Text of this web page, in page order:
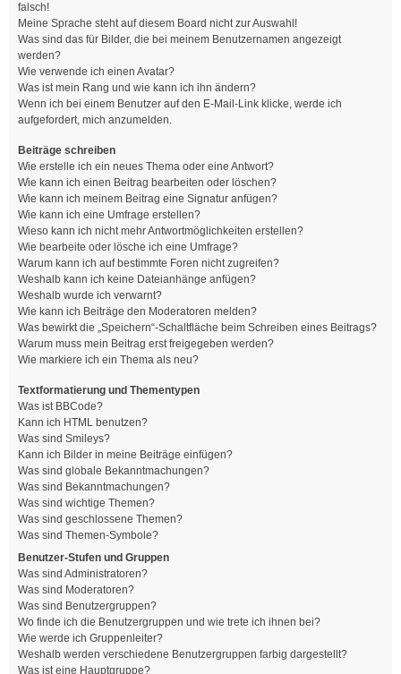
falsch!
Meine Sprache steht auf diesem Board nicht zur Auswahl!
Was sind das für Bilder, die bei meinem Benutzernamen angezeigt
werden?
Wie verwende ich einen Avatar?
Was ist mein Rang und wie kann ich ihn ändern?
Wenn ich bei einem Benutzer auf den E-Mail-Link klicke, werde ich
aufgefordert, mich anzumelden.
Beiträge schreiben
Wie erstelle ich ein neues Thema oder eine Antwort?
Wie kann ich einen Beitrag bearbeiten oder löschen?
Wie kann ich meinem Beitrag eine Signatur anfügen?
Wie kann ich eine Umfrage erstellen?
Wieso kann ich nicht mehr Antwortmöglichkeiten erstellen?
Wie bearbeite oder lösche ich eine Umfrage?
Warum kann ich auf bestimmte Foren nicht zugreifen?
Weshalb kann ich keine Dateianhänge anfügen?
Weshalb wurde ich verwarnt?
Wie kann ich Beiträge den Moderatoren melden?
Was bewirkt die „Speichern“-Schaltfläche beim Schreiben eines Beitrags?
Warum muss mein Beitrag erst freigegeben werden?
Wie markiere ich ein Thema als neu?
Textformatierung und Thementypen
Was ist BBCode?
Kann ich HTML benutzen?
Was sind Smileys?
Kann ich Bilder in meine Beiträge einfügen?
Was sind globale Bekanntmachungen?
Was sind Bekanntmachungen?
Was sind wichtige Themen?
Was sind geschlossene Themen?
Was sind Themen-Symbole?
Benutzer-Stufen und Gruppen
Was sind Administratoren?
Was sind Moderatoren?
Was sind Benutzergruppen?
Wo finde ich die Benutzergruppen und wie trete ich ihnen bei?
Wie werde ich Gruppenleiter?
Weshalb werden verschiedene Benutzergruppen farbig dargestellt?
Was ist eine Hauptgruppe?